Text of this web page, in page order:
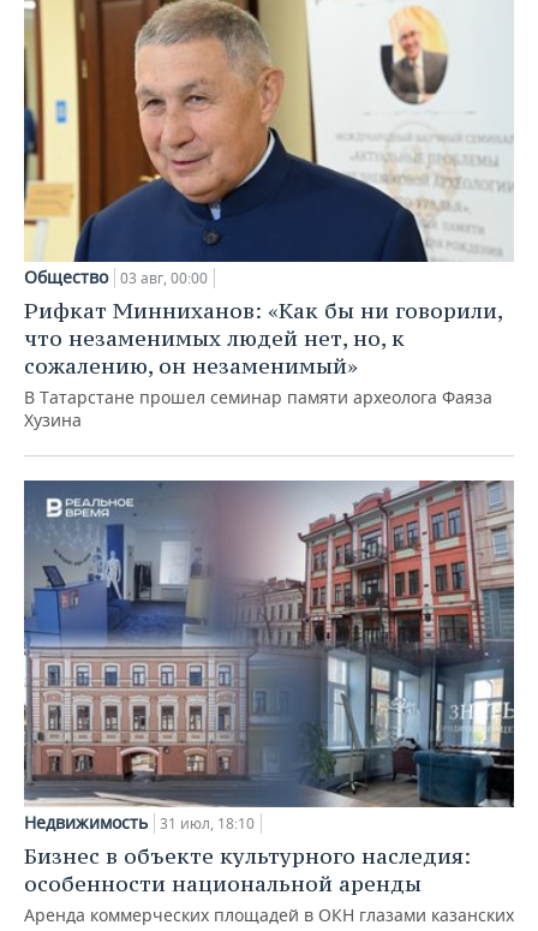
Общество 03 авг, 00:00
Рифкат Минниханов: «Как бы ни говорили,
что незаменимых людей нет, но, к
сожалению, он незаменимый»
В Татарстане прошел семинар памяти археолога Фаяза
Хузина
Недвижимость 31 июл, 18:10
Бизнес в объекте культурного наследия:
особенности национальной аренды
Аренда коммерческих площадей в ОКН глазами казанских